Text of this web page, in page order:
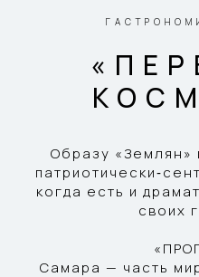
Образу «Землян»
когда есть и
своих
Самара — часть